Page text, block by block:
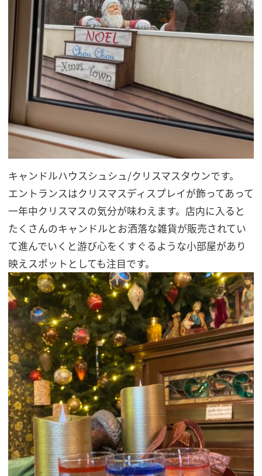
キャンドルハウスシュシュ/クリスマスタウンです。
エントランスはクリスマスディスプレイが飾ってあって
一年中クリスマスの気分が味わえます。店内に入ると
たくさんのキャンドルとお洒落な雑貨が販売されてい
て進んでいくと游び心をくすぐるような小部屋があり
映えスポットとしても注目です。